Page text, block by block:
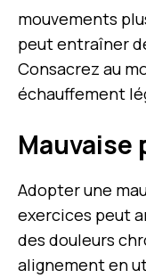
mouvements
peut entraîner
Consacrez au
échauffement
Mauvaise
Adopter une
exercices peut
des douleurs
alignement en